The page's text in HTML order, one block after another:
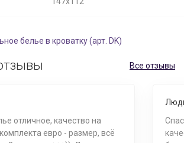
белье в кроватку (арт. DK)
Все отзывы
отличное, качество на
евро - размер, всё